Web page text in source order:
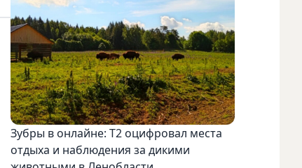
Зубры в онлайне: Т2 оцифровал места
отдыха и наблюдения за дикими